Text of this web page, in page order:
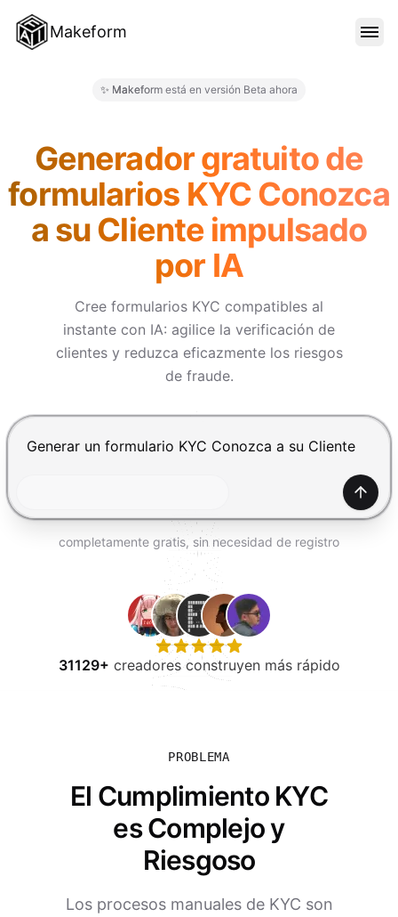
Makeform
BLOG
INICIAR SESIÓN
✨ Makeform está en versión Beta ahora
Generador gratuito de
formularios KYC Conozca
a su Cliente impulsado
por IA
Cree formularios KYC compatibles al
instante con IA: agilice la verificación de
clientes y reduzca eficazmente los riesgos
de fraude.
Presiona Enter para enviar, Shift+Enter para añadir
completamente gratis, sin necesidad de registro
31129+ creadores construyen más rápido
PROBLEMA
El Cumplimiento KYC
es Complejo y
Riesgoso
Los procesos manuales de KYC son